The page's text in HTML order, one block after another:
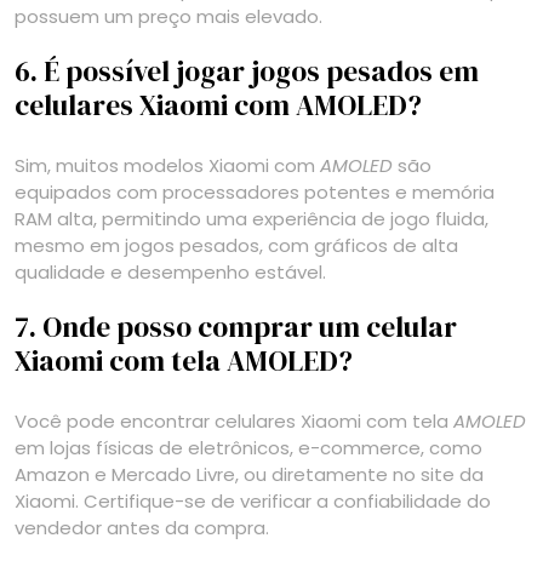
possuem um preço mais elevado.
6. É possível jogar jogos pesados em
celulares Xiaomi com AMOLED?
Sim, muitos modelos Xiaomi com AMOLED são
equipados com processadores potentes e memória
RAM alta, permitindo uma experiência de jogo fluida,
mesmo em jogos pesados, com gráficos de alta
qualidade e desempenho estável.
7. Onde posso comprar um celular
Xiaomi com tela AMOLED?
Você pode encontrar celulares Xiaomi com tela AMOLED
em lojas físicas de eletrônicos, e-commerce, como
Amazon e Mercado Livre, ou diretamente no site da
Xiaomi. Certifique-se de verificar a confiabilidade do
vendedor antes da compra.